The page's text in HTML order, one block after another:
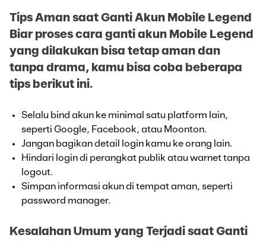
Tips Aman saat Ganti Akun Mobile Legend
Biar proses cara ganti akun Mobile Legend
yang dilakukan bisa tetap aman dan
tanpa drama, kamu bisa coba beberapa
tips berikut ini.
Selalu bind akun ke minimal satu platform lain,
seperti Google, Facebook, atau Moonton.
Jangan bagikan detail login kamu ke orang lain.
Hindari login di perangkat publik atau warnet tanpa
logout.
Simpan informasi akun di tempat aman, seperti
password manager.
Kesalahan Umum yang Terjadi saat Ganti